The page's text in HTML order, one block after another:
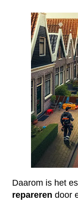
Daarom is het
repareren door